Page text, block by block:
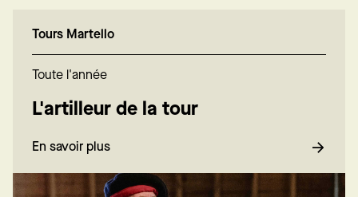
Tours Martello
Toute l'année
L'artilleur de la tour
En savoir plus